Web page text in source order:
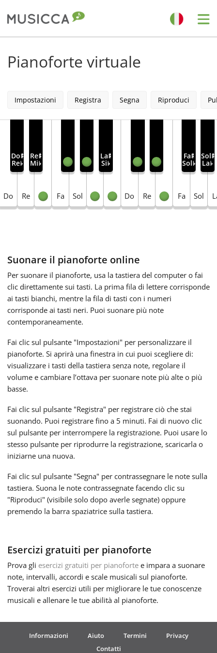
English
Español
हिन्दी
Português
Русский
Svenska
Tiếng Việt
Türkçe
Українська
Pianoforte virtuale
Impostazioni Registra Segna Riproduci
Do♯
Re♭
Re♯
Mi ♭
La♯
Si ♭
Fa♯
Sol ♭
Sol♯
La ♭
Do Re Fa Sol Do Re Fa Sol
Suonare il pianoforte online
Per suonare il pianoforte, usa la tastiera del computer o fai
clic direttamente sui tasti. La prima fila di lettere corrisponde
ai tasti bianchi, mentre la fila di tasti con i numeri
corrisponde ai tasti neri. Puoi suonare più note
contemporaneamente.
Fai clic sul pulsante "Impostazioni" per personalizzare il
pianoforte. Si aprirà una finestra in cui puoi scegliere di:
visualizzare i tasti della tastiera senza note, regolare il
volume e cambiare l’ottava per suonare note più alte o più
basse.
Fai clic sul pulsante "Registra" per registrare ciò che stai
suonando. Puoi registrare fino a 5 minuti. Fai di nuovo clic
sul pulsante per interrompere la registrazione. Puoi usare lo
stesso pulsante per riprodurre la registrazione, scaricarla o
iniziarne una nuova.
Fai clic sul pulsante "Segna" per contrassegnare le note sulla
tastiera. Suona le note contrassegnate facendo clic su
"Riproduci" (visibile solo dopo averle segnate) oppure
premendo la barra spaziatrice sulla tastiera.
Esercizi gratuiti per pianoforte
Prova gli esercizi gratuiti per pianoforte e impara a suonare
note, intervalli, accordi e scale musicali sul pianoforte.
Troverai altri esercizi utili per migliorare le tue conoscenze
musicali e allenare le tue abilità al pianoforte.
Informazioni Aiuto Termini
Privacy
Contatti